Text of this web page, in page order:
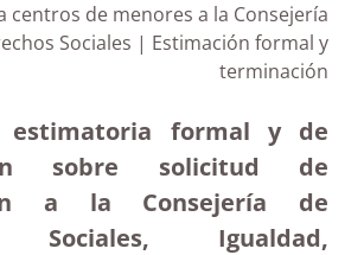
centros de menores a la Consejería
Sociales | Estimación formal y
terminación
estimatoria formal y de
sobre solicitud de
a la Consejería de
Sociales, Igualdad,